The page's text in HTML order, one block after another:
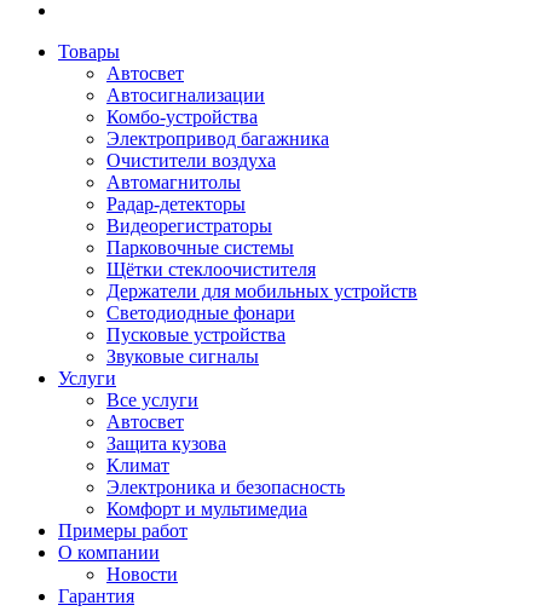
Товары
Автосвет
Автосигнализации
Комбо-устройства
Электропривод багажника
Очистители воздуха
Автомагнитолы
Радар-детекторы
Видеорегистраторы
Парковочные системы
Щётки стеклоочистителя
Держатели для мобильных устройств
Светодиодные фонари
Пусковые устройства
Звуковые сигналы
Услуги
Все услуги
Автосвет
Защита кузова
Климат
Электроника и безопасность
Комфорт и мультимедиа
Примеры работ
О компании
Новости
Гарантия